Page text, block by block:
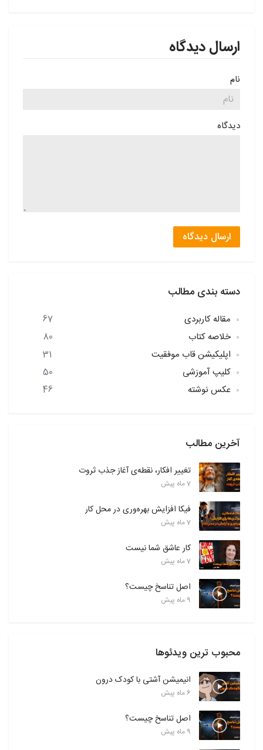
دسته بندی مطالب
مقاله کاربردی
67
خلاصه کتاب
80
اپلیکیشن قاب موفقیت
31
کلیپ آموزشی
50
عکس نوشته
46
آخرین مطالب
تغییر افکار، نقطه‌ی آغاز جذب ثروت
7 ماه پیش
فیکا افزایش بهره‌وری در محل کار
7 ماه پیش
کار عاشق شما نیست
7 ماه پیش
اصل تناسخ چیست؟
9 ماه پیش
محبوب ترین ویدئوها
انیمیشن آشتی با کودک درون
6 ماه پیش
اصل تناسخ چیست؟
9 ماه پیش
ارسال دیدگاه
نام
دیدگاه
ارسال دیدگاه